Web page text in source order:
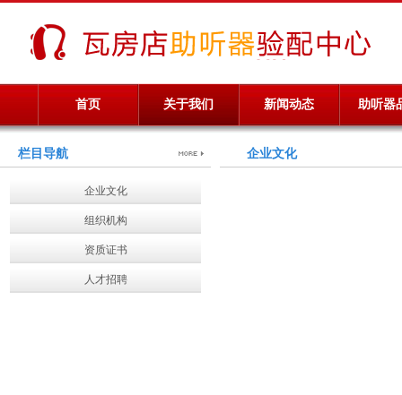
首页 关于我们 新闻动态 助听器
栏目导航
企业文化
组织机构
资质证书
人才招聘
企业文化